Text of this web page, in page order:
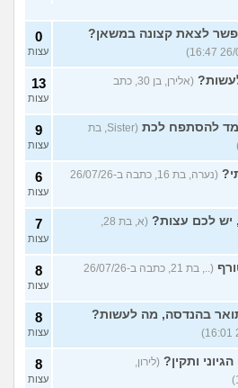
לצאת קצונה במשאן? 0
עצות
(אלירן, בן 30, כתב
13
עצות
להסתפח לכת
(Sister, בת
9
עצות
(נערה, בת 16, כתבה ב-26/07/26
6
עצות
יש לכם עצות?
(א, בת 28,
7
עצות
(.., בת 21, כתבה ב-26/07/26
8
עצות
בהנדסה, מה לעשות? 8
עצות
ותקין? (לירון,
8
עצות